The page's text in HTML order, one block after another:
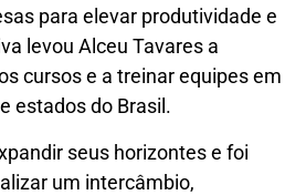
para elevar produtividade e
levou Alceu Tavares a
cursos e a treinar equipes em
estados do Brasil.
seus horizontes e foi
um intercâmbio,